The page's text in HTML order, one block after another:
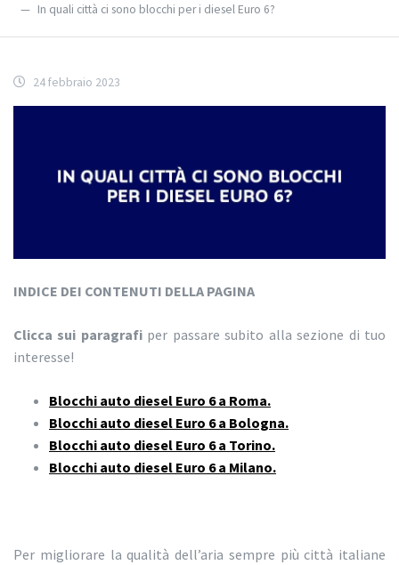
In quali città ci sono blocchi per i diesel Euro 6?
24 febbraio 2023
INDICE DEI CONTENUTI DELLA PAGINA
Clicca sui paragrafiper passare subito alla sezione di tuo
interesse!
Blocchi auto diesel Euro 6 a Roma.
Blocchi auto diesel Euro 6 a Bologna.
Blocchi auto diesel Euro 6 a Torino.
Blocchi auto diesel Euro 6 a Milano.
Per migliorare la qualità dell’aria sempre più città italiane